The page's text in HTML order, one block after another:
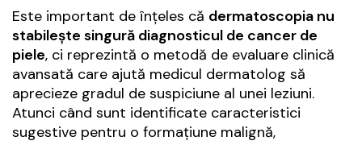
Este important de înțeles că dermatoscopia nu
stabilește singură diagnosticul de cancer de
piele, ci reprezintă o metodă de evaluare clinică
avansată care ajută medicul dermatolog să
aprecieze gradul de suspiciune al unei leziuni.
Atunci când sunt identificate caracteristici
sugestive pentru o formațiune malignă,